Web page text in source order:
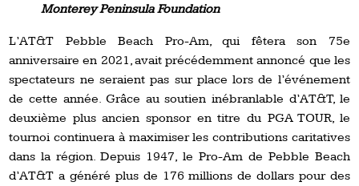
Monterey Peninsula Foundation
L’AT&T Pebble Beach Pro-Am, qui fêtera son 75e
anniversaire en 2021, avait précédemment annoncé que les
spectateurs ne seraient pas sur place lors de l’événement
de cette année. Grâce au soutien inébranlable d’AT&T, le
deuxième plus ancien sponsor en titre du PGA TOUR, le
tournoi continuera à maximiser les contributions caritatives
dans la région. Depuis 1947, le Pro-Am de Pebble Beach
d’AT&T a généré plus de 176 millions de dollars pour des